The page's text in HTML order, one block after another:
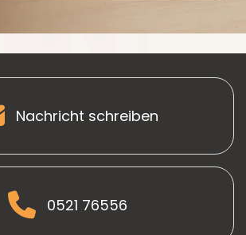
Nachricht schreiben
0521 76556